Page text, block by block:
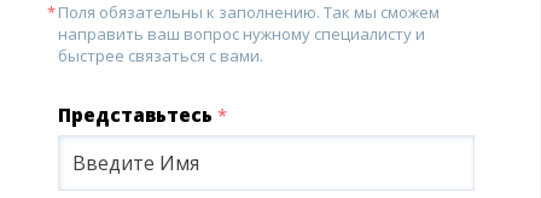
Поля обязательны к заполнению. Так мы сможем
направить ваш вопрос нужному специалисту и
быстрее связаться с вами.
Представьтесь *